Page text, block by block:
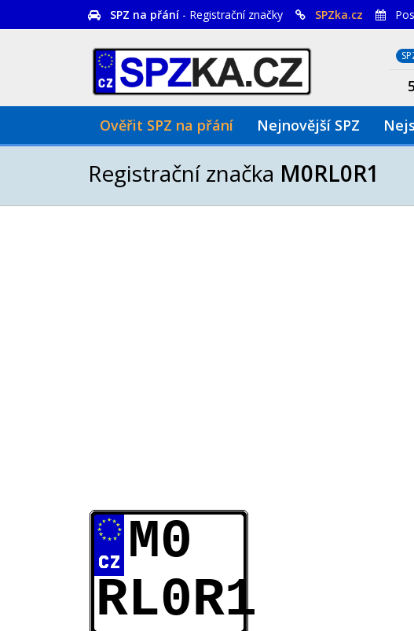
SPZ na přání - Registrační značky SPZka.cz
Ověřit SPZ na přání Nejnovější SPZ
Registrační značka M0RL0R1
M0
RL0R1